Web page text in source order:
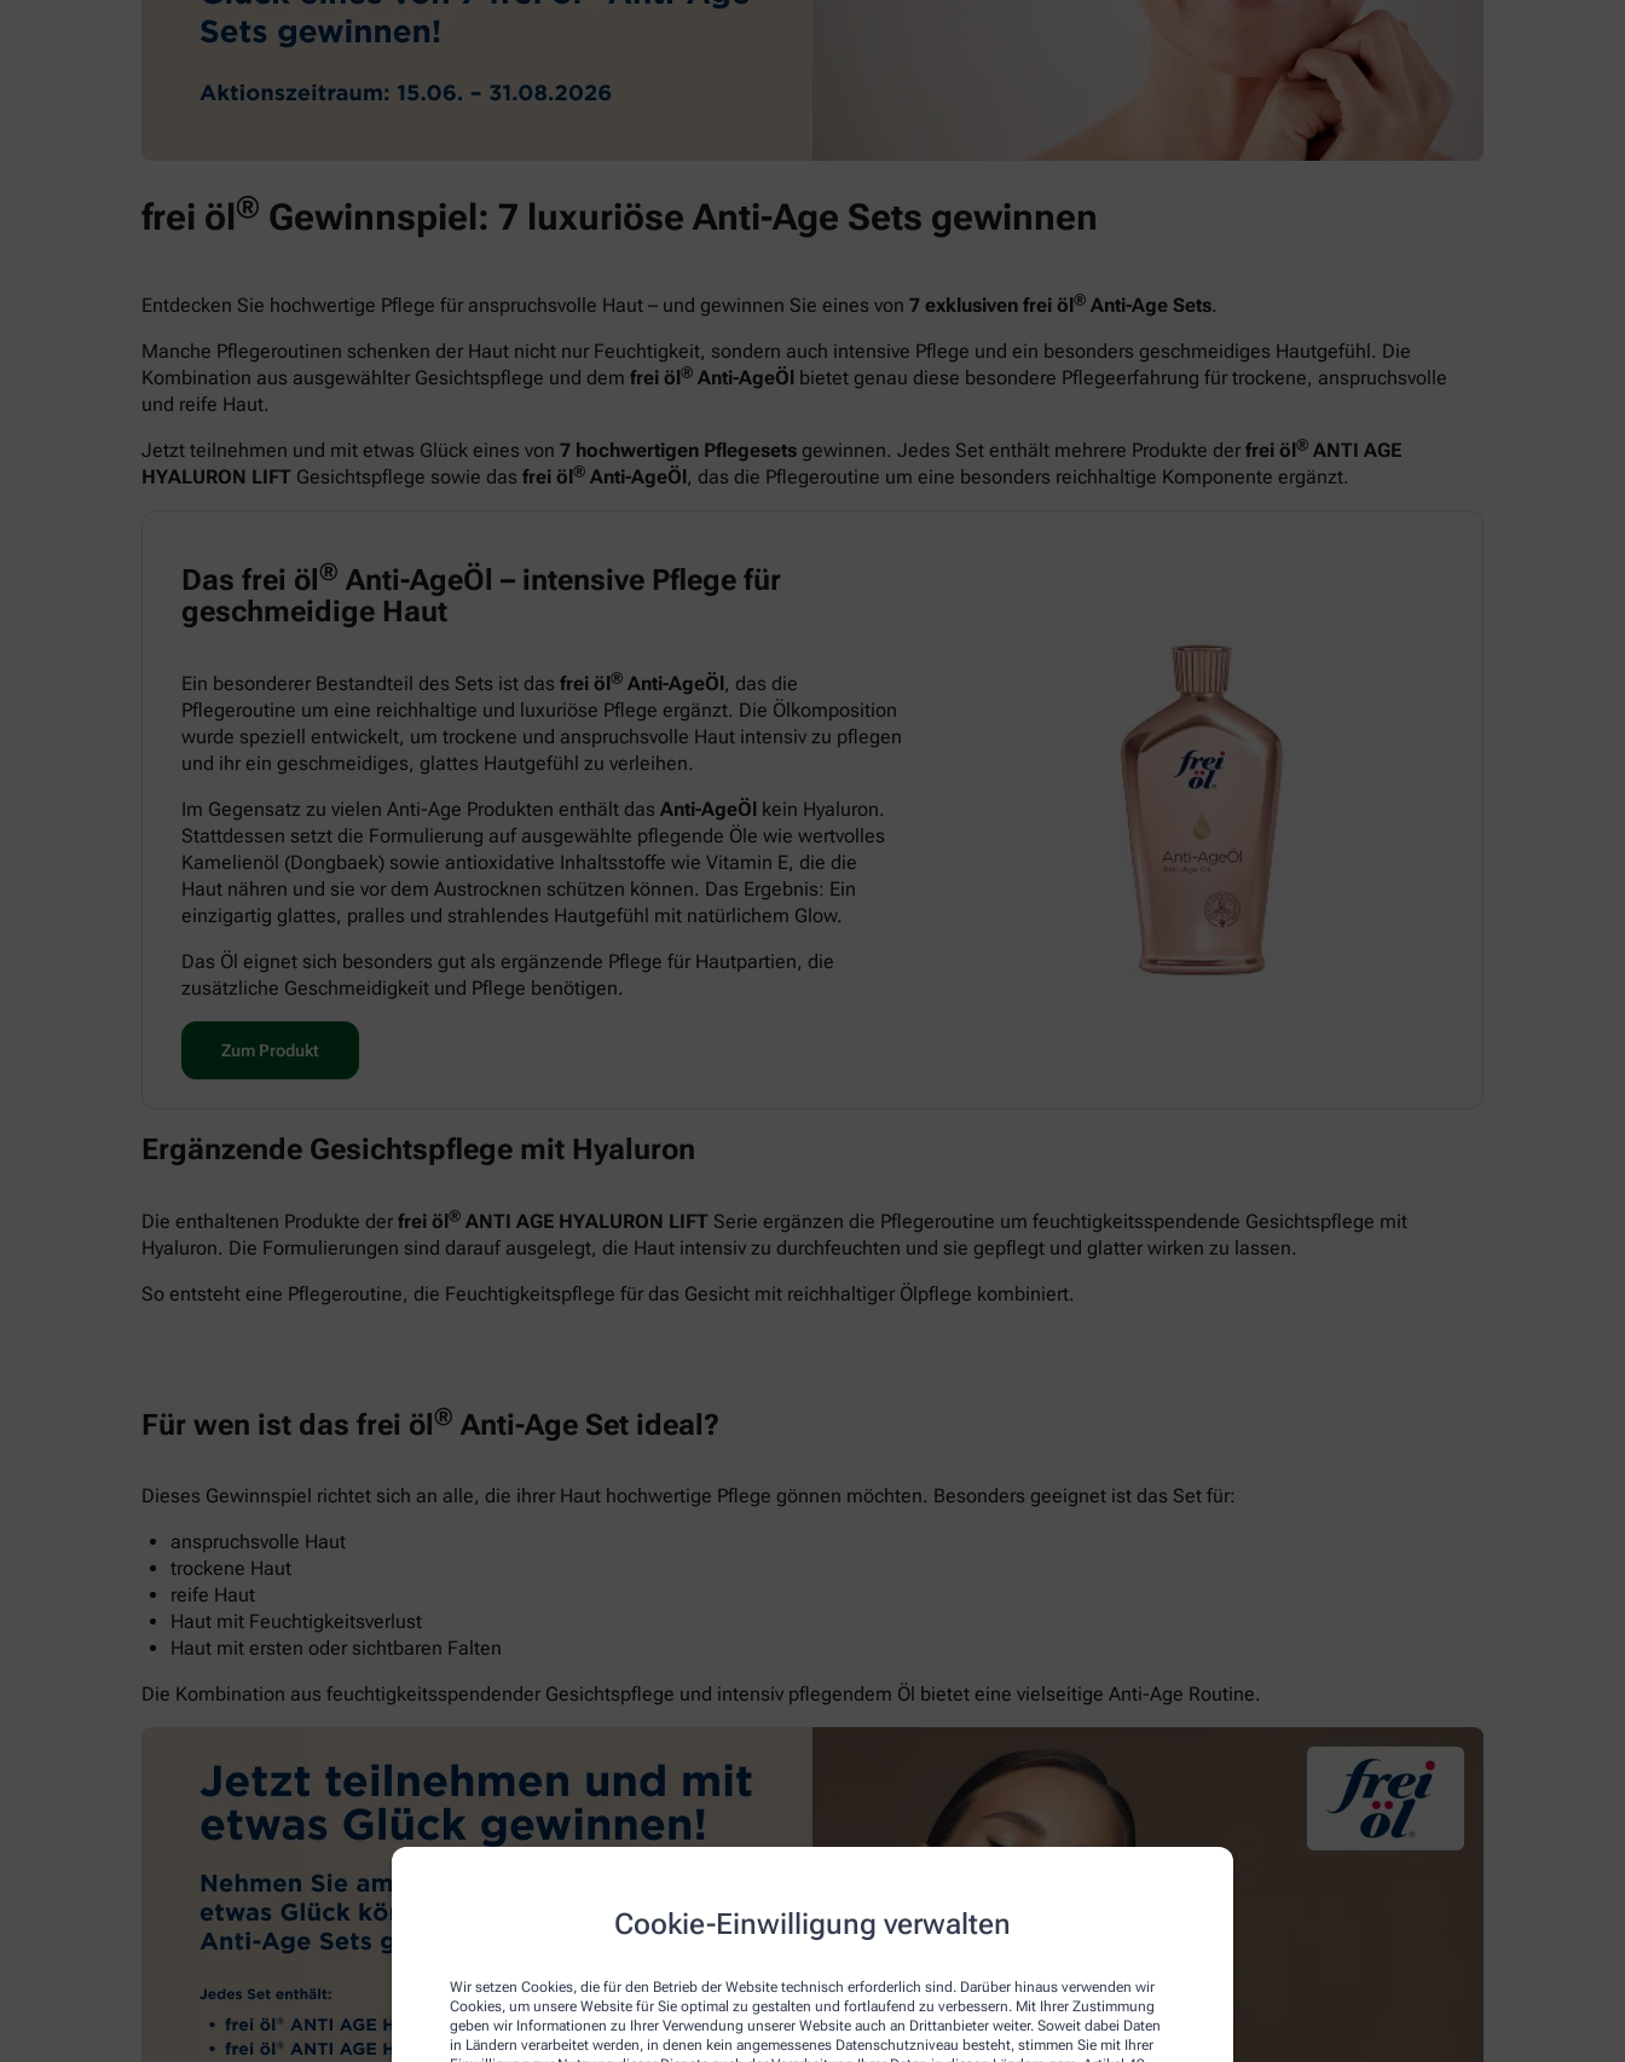
Cookie-Einwilligung verwalten
Wir setzen Cookies, die für den Betrieb der Website technisch erforderlich sind. Darüber hinaus verwenden wir
Cookies, um unsere Website für Sie optimal zu gestalten und fortlaufend zu verbessern. Mit Ihrer Zustimmung
geben wir Informationen zu Ihrer Verwendung unserer Website auch an Drittanbieter weiter. Soweit dabei Daten
in Ländern verarbeitet werden, in denen kein angemessenes Datenschutzniveau besteht, stimmen Sie mit Ihrer
frei öl® Gewinnspiel: 7 luxuriöse Anti-Age Sets gewinnen
Entdecken Sie hochwertige Pflege für anspruchsvolle Haut – und gewinnen Sie eines von 7 exklusiven frei öl® Anti-Age Sets.
Manche Pflegeroutinen schenken der Haut nicht nur Feuchtigkeit, sondern auch intensive Pflege und ein besonders geschmeidiges Hautgefühl. Die
Kombination aus ausgewählter Gesichtspflege und dem frei öl® Anti-AgeÖl bietet genau diese besondere Pflegeerfahrung für trockene, anspruchsvolle
und reife Haut.
Jetzt teilnehmen und mit etwas Glück eines von 7 hochwertigen Pflegesets gewinnen. Jedes Set enthält mehrere Produkte der frei öl® ANTI AGE
HYALURON LIFT Gesichtspflege sowie das frei öl® Anti-AgeÖl, das die Pflegeroutine um eine besonders reichhaltige Komponente ergänzt.
Das frei öl ® Anti-AgeÖl – intensive Pflege für
geschmeidige Haut
Ein besonderer Bestandteil des Sets ist das frei öl® Anti-AgeÖl, das die
Pflegeroutine um eine reichhaltige und luxuriöse Pflege ergänzt. Die Ölkomposition
wurde speziell entwickelt, um trockene und anspruchsvolle Haut intensiv zu pflegen
und ihr ein geschmeidiges, glattes Hautgefühl zu verleihen.
Im Gegensatz zu vielen Anti-Age Produkten enthält das Anti-AgeÖl kein Hyaluron.
Stattdessen setzt die Formulierung auf ausgewählte pflegende Öle wie wertvolles
Kamelienöl (Dongbaek) sowie antioxidative Inhaltsstoffe wie Vitamin E, die die
Haut nähren und sie vor dem Austrocknen schützen können. Das Ergebnis: Ein
einzigartig glattes, pralles und strahlendes Hautgefühl mit natürlichem Glow.
Das Öl eignet sich besonders gut als ergänzende Pflege für Hautpartien, die
zusätzliche Geschmeidigkeit und Pflege benötigen.
Zum Produkt
Ergänzende Gesichtspflege mit Hyaluron
Die enthaltenen Produkte der frei öl® ANTI AGE HYALURON LIFT Serie ergänzen die Pflegeroutine um feuchtigkeitsspendende Gesichtspflege mit
Hyaluron. Die Formulierungen sind darauf ausgelegt, die Haut intensiv zu durchfeuchten und sie gepflegt und glatter wirken zu lassen.
So entsteht eine Pflegeroutine, die Feuchtigkeitspflege für das Gesicht mit reichhaltiger Ölpflege kombiniert.
Für wen ist das frei öl® Anti-Age Set ideal?
Dieses Gewinnspiel richtet sich an alle, die ihrer Haut hochwertige Pflege gönnen möchten. Besonders geeignet ist das Set für:
anspruchsvolle Haut
trockene Haut
reife Haut
Haut mit Feuchtigkeitsverlust
Haut mit ersten oder sichtbaren Falten
Die Kombination aus feuchtigkeitsspendender Gesichtspflege und intensiv pflegendem Öl bietet eine vielseitige Anti-Age Routine.